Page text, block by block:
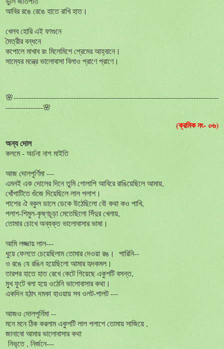
আবিররঙে রেঙে হাতেরাখিহাত।
খেলবহোরিএইফাগুনে
মৈত্রীরবন্ধনে
কপোলেমাখাবরংমিলেমিশেপ্রেমেরআহ্বানে।
সাম্যেরমন্ত্রেভালোবাসাবিলাও প্রাণেপ্রাণে।
🌸----------------------------------------------------------------------------------
---------------🌸
(ক্রমিক নং- ০৬)
অন্যদোল
কলমে-অর্চনানাগমাইতি
আজদোলপূর্ণিমা---
এমনইএকদোলেরদিনেতুমিগোলাপিআবিরেরাঙিয়েছিলেআমায়,
খোঁপাটিতেগুঁজেদিয়েছিলেলালপলাশ।
পাশেরঐবকুলডালেডেকেউঠেছিলোবৌকথাকও পাখি,
পলাশ-শিমুল-কৃষ্ণচূড়ামেতেছিলোসিঁদুরখেলায়,
তোমারচোখেঅব্যক্তভালোবাসারভাষা।
আমিলজ্জায়লাল---
ধুয়েফেলতেচেয়েছিলামতোমারদেওয়ারঙ। পারিনি--
ও রঙে যেরঙিনহয়েছিলোআমারহৃদকমল।
তারপরহাতেহাতরেখেকেটেগিয়েছেএকুশটিবসন্ত,
মুখফুটেবলাহয়েওঠেনিভালোবাসারকথা।
একদিনহঠাৎদমকাহাওয়ায়সবওলট-পালট---
আজও দোলপূর্নিমা--
মনেমনেঠিককরলামএকুশটিলালপলাশেতোমায়সাজিয়ে ,
জানাবোআমারভালোবাসারকথা
নিভৃতে, নির্জনে---